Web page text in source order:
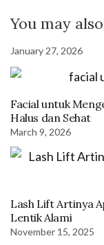
You may
January 27, 2026
Facial untuk
Halus dan Sehat
March 9, 2026
Lash Lift Artinya
Lentik Alami
November 15, 2025